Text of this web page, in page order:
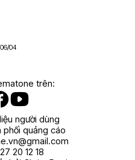
06/04
trên:
người dùng
phối quảng cáo
20 12 18